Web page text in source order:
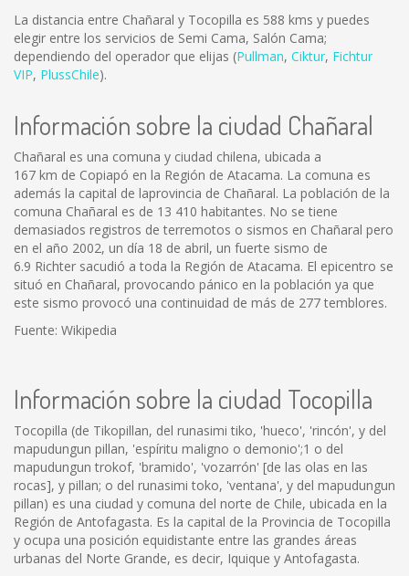
La distancia entre Chañaral y Tocopilla es 588 kms y puedes
elegir entre los servicios de Semi Cama, Salón Cama;
dependiendo del operador que elijas (Pullman, Ciktur, Fichtur
VIP, PlussChile).
Información sobre la ciudad Chañaral
Chañaral es una comuna y ciudad chilena, ubicada a
167 km de Copiapó en la Región de Atacama. La comuna es
además la capital de laprovincia de Chañaral. La población de la
comuna Chañaral es de 13 410 habitantes. No se tiene
demasiados registros de terremotos o sismos en Chañaral pero
en el año 2002, un día 18 de abril, un fuerte sismo de
6.9 Richter sacudió a toda la Región de Atacama. El epicentro se
situó en Chañaral, provocando pánico en la población ya que
este sismo provocó una continuidad de más de 277 temblores.
Fuente: Wikipedia
Información sobre la ciudad Tocopilla
Tocopilla (de Tikopillan, del runasimi tiko, 'hueco', 'rincón', y del
mapudungun pillan, 'espíritu maligno o demonio';1 o del
mapudungun trokof, 'bramido', 'vozarrón' [de las olas en las
rocas], y pillan; o del runasimi toko, 'ventana', y del mapudungun
pillan) es una ciudad y comuna del norte de Chile, ubicada en la
Región de Antofagasta. Es la capital de la Provincia de Tocopilla
y ocupa una posición equidistante entre las grandes áreas
urbanas del Norte Grande, es decir, Iquique y Antofagasta.